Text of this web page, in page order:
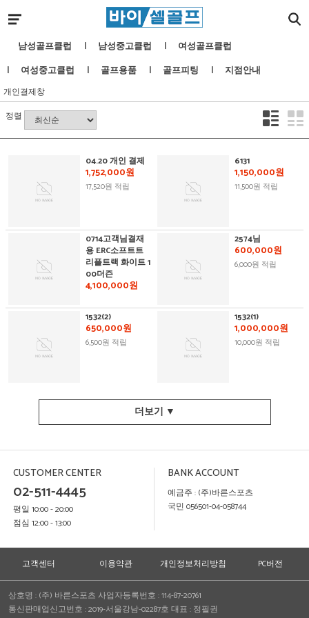
남성골프클럽 남성중고클럽
여성골프클럽
여성중고클럽
골프용품 골프피팅 지점안내
개인결제창
정렬
04.20 개인 결제
1,752,000원
17,520원 적립
6131
1,150,000원
11,500원 적립
0714고객님결재
용 ERC소프트트
리플트랙 화이트 1
00더즌
4,100,000원
2574님
600,000원
6,000원 적립
1532(2)
650,000원
6,500원 적립
1532(1)
1,000,000원
10,000원 적립
더보기 ▼
CUSTOMER CENTER
02-511-4445
평일 10:00 - 20:00
점심 12:00 - 13:00
BANK ACCOUNT
예금주 : (주)바른스포츠
국민 056501-04-058744
고객센터 이용약관 개인정보처리방침 PC버전
상호명 : (주) 바른스포츠 사업자등록번호 :114-87-20761
통신판매업신고번호 :2019-서울강남-02287호 대표 : 정필권